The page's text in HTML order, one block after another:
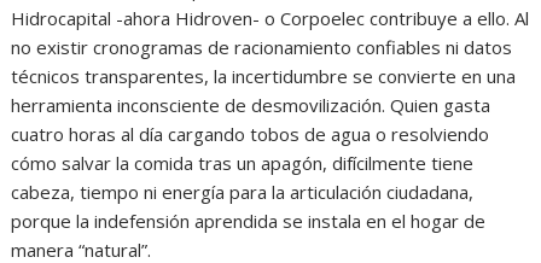
Hidrocapital -ahora Hidroven- o Corpoelec contribuye a ello. Al
no existir cronogramas de racionamiento confiables ni datos
técnicos transparentes, la incertidumbre se convierte en una
herramienta inconsciente de desmovilización. Quien gasta
cuatro horas al día cargando tobos de agua o resolviendo
cómo salvar la comida tras un apagón, difícilmente tiene
cabeza, tiempo ni energía para la articulación ciudadana,
porque la indefensión aprendida se instala en el hogar de
manera “natural”.